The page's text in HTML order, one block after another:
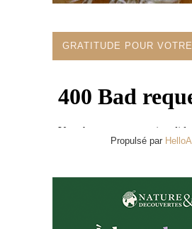
GRATITUDE POUR
Propulsé par